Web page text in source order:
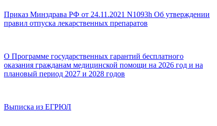
Приказ Минздрава РФ от 24.11.2021 N1093h Об утверждении
правил отпуска лекарственных препаратов
О Программе государственных гарантий бесплатного
оказания гражданам медицинской помощи на 2026 год и на
плановый период 2027 и 2028 годов
Выписка из ЕГРЮЛ